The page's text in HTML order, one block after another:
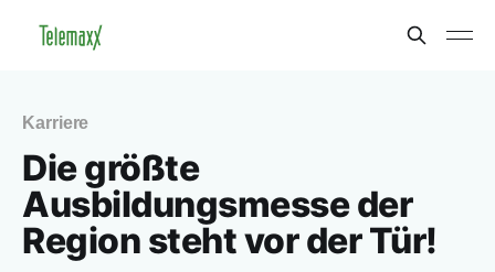
Karriere
Die größte
Ausbildungsmesse der
Region steht vor der Tür!